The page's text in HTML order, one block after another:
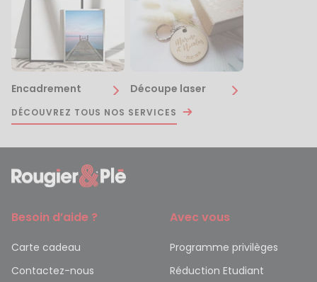
Encadrement Découpe laser
DÉCOUVREZ TOUS NOS SERVICES
Besoin d’aide ?
Carte cadeau
Contactez-nous
Avec vous
Programme privilèges
Réduction Etudiant